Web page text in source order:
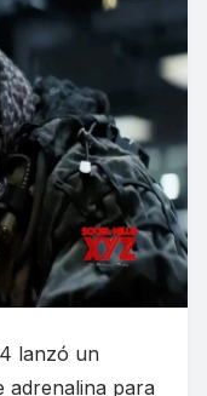
lanzó un
adrenalina para